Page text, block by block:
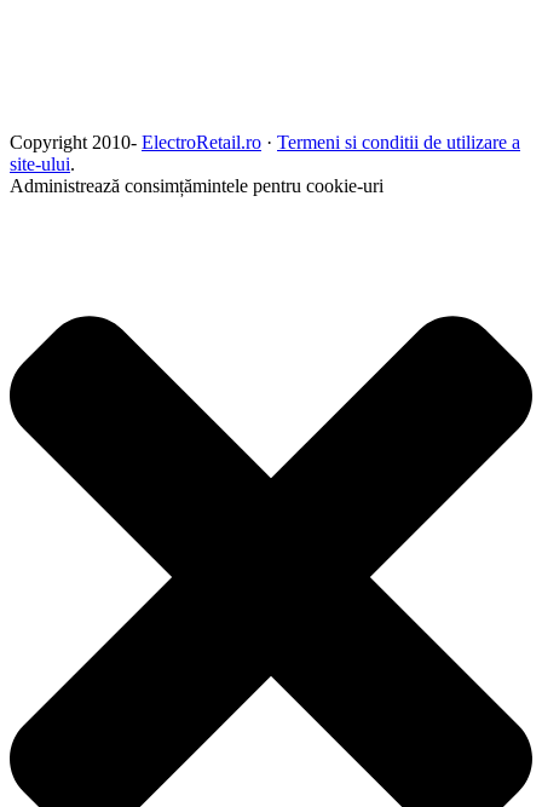
Copyright 2010- ElectroRetail.ro · Termeni si conditii de utilizare a
site-ului.
Administrează consimțămintele pentru cookie-uri